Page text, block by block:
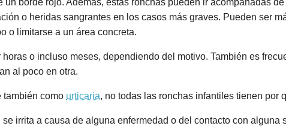
o heridas sangrantes en los casos más graves. Pueden ser
o limitarse a un área concreta.
o incluso meses, dependiendo del motivo. También es
al poco en otra.
también como urticaria, no todas las ronchas infantiles tienen por
irrita a causa de alguna enfermedad o del contacto con alguna